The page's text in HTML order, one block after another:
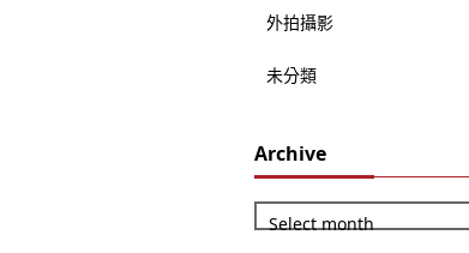
外拍攝影
未分類
Archive
Select month